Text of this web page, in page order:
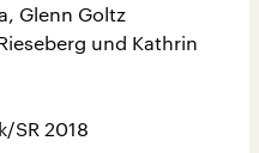
Glenn Goltz
und Kathrin
SR 2018